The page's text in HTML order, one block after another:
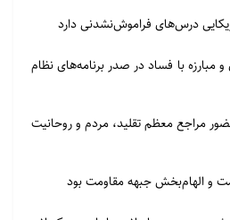
درس‌های فراموش‌نشدنی دارد
با فساد در صدر برنامه‌های نظام
مراجع معظم تقلید، مردم و روحانیت
و الهام‌بخش جبهه مقاومت بود